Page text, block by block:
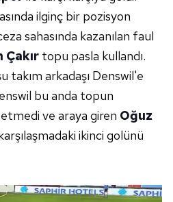
ilginç bir pozisyon
sahasında kazanılan faul
Çakır topu pasla kullandı.
takım arkadaşı Denswil'e
bu anda topun
ve araya giren Oğuz
ikinci golünü